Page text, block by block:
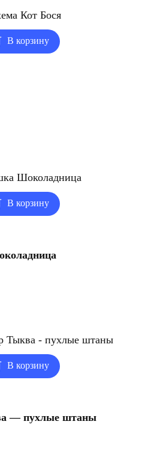
В корзину
В корзину
В корзину
— пухлые штаны